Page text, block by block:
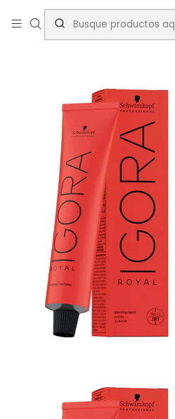
Inicio Tintes por Marca Igora
IGORA 60ML